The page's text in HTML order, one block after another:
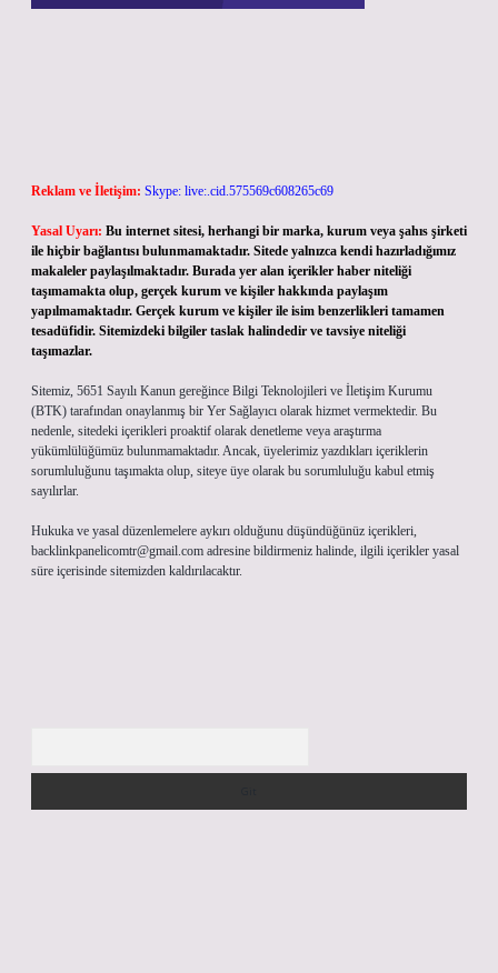
Reklam ve İletişim: Skype: live:.cid.575569c608265c69
Yasal Uyarı: Bu internet sitesi, herhangi bir marka, kurum veya şahıs şirketi
ile hiçbir bağlantısı bulunmamaktadır. Sitede yalnızca kendi hazırladığımız
makaleler paylaşılmaktadır. Burada yer alan içerikler haber niteliği
taşımamakta olup, gerçek kurum ve kişiler hakkında paylaşım
yapılmamaktadır. Gerçek kurum ve kişiler ile isim benzerlikleri tamamen
tesadüfidir. Sitemizdeki bilgiler taslak halindedir ve tavsiye niteliği
taşımazlar.
Sitemiz, 5651 Sayılı Kanun gereğince Bilgi Teknolojileri ve İletişim Kurumu
(BTK) tarafından onaylanmış bir Yer Sağlayıcı olarak hizmet vermektedir. Bu
nedenle, sitedeki içerikleri proaktif olarak denetleme veya araştırma
yükümlülüğümüz bulunmamaktadır. Ancak, üyelerimiz yazdıkları içeriklerin
sorumluluğunu taşımakta olup, siteye üye olarak bu sorumluluğu kabul etmiş
sayılırlar.
Hukuka ve yasal düzenlemelere aykırı olduğunu düşündüğünüz içerikleri,
backlinkpanelicomtr@gmail.com adresine bildirmeniz halinde, ilgili içerikler yasal
süre içerisinde sitemizden kaldırılacaktır.